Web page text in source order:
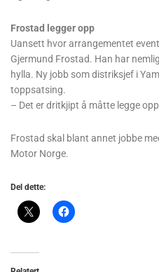
Frostad legger opp
Uansett hvor arrangementet
Gjermund Frostad. Han har
hylla. Ny jobb som distriksjef i
toppsatsing.
– Det er dritkjipt å måtte legge
Frostad skal blant annet jobbe
Motor Norge.
Del dette: